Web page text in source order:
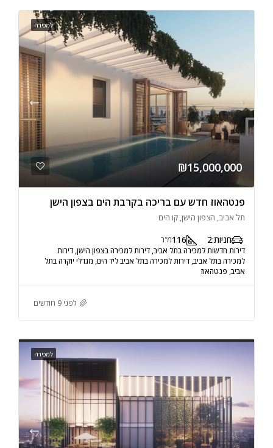
למכירה
₪15,000,000
פנטהאוז חדש עם בריכה בקרבת הים בצפון הישן
תל אביב, הצפון הישן, קו הים
חניות:2
116מ"ר
דירות חדשות למכירה בתל אביב, דירות למכירה בצפון הישן, דירות
למכירה בתל אביב, דירות למכירה בתל אביב ליד הים, מגדלי יוקרה בתל
אביב, פנטהאוז
לפני 9 חודשים
למכירה